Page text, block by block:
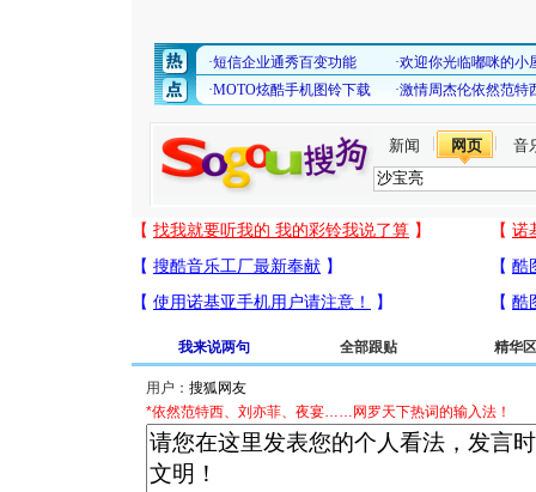
新闻 网页 音
我来说两句 全部跟贴 精华区
用户：
*依然范特西、刘亦菲、夜宴……网罗天下热词的输入法！